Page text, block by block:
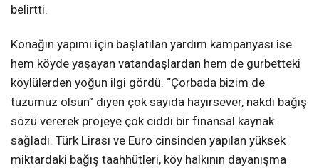
belirtti.
Konağın yapımı için başlatılan yardım kampanyası ise
hem köyde yaşayan vatandaşlardan hem de gurbetteki
köylülerden yoğun ilgi gördü. “Çorbada bizim de
tuzumuz olsun” diyen çok sayıda hayırsever, nakdi bağış
sözü vererek projeye çok ciddi bir finansal kaynak
sağladı. Türk Lirası ve Euro cinsinden yapılan yüksek
miktardaki bağış taahhütleri, köy halkının dayanışma